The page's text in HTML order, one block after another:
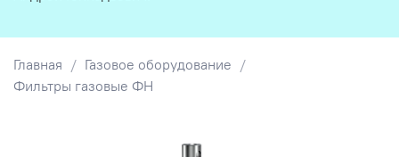
Главная
Газовое оборудование
Фильтры газовые ФН